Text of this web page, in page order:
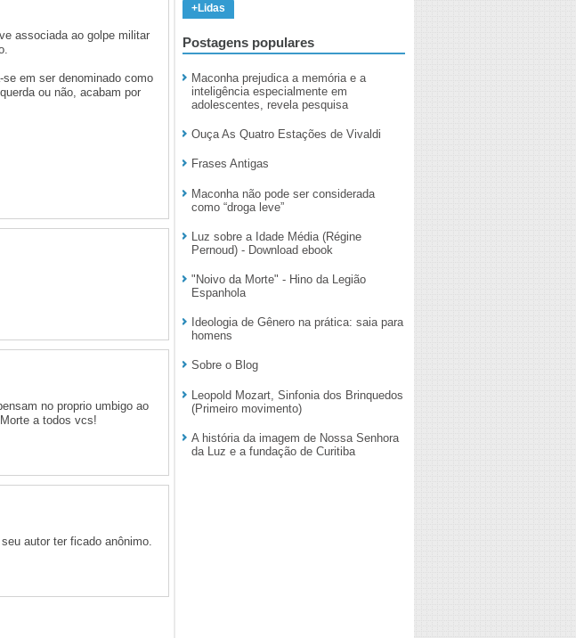
associada ao golpe militar
em ser denominado como
ou não, acabam por
no proprio umbigo ao
a todos vcs!
autor ter ficado anônimo.
+Lidas
Postagens populares
Maconha prejudica a memória e a
inteligência especialmente em
adolescentes, revela pesquisa
Ouça As Quatro Estações de Vivaldi
Frases Antigas
Maconha não pode ser considerada
como “droga leve”
Luz sobre a Idade Média (Régine
Pernoud) - Download ebook
"Noivo da Morte" - Hino da Legião
Espanhola
Ideologia de Gênero na prática: saia para
homens
Sobre o Blog
Leopold Mozart, Sinfonia dos Brinquedos
(Primeiro movimento)
A história da imagem de Nossa Senhora
da Luz e a fundação de Curitiba